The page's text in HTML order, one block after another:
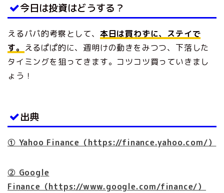
今日は投資はどうする？
えるパパ的考察として、 本日は買わずに、ステイで
す。 えるぱぱ的に、週明けの動きをみつつ、下落した
タイミングを狙ってきます。コツコツ買っていきまし
ょう！
出典
① Yahoo Finance（https://finance.yahoo.com/）
② Google
Finance（https://www.google.com/finance/）